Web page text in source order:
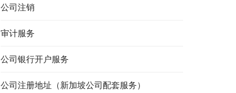
公司注销
审计服务
公司银行开户服务
公司注册地址（新加坡公司配套服务）